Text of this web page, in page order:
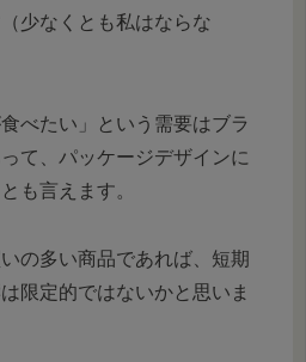
少なくとも私はならな
べたい」という需要はブラ
て、パッケージデザインに
も言えます。
の多い商品であれば、短期
限定的ではないかと思いま